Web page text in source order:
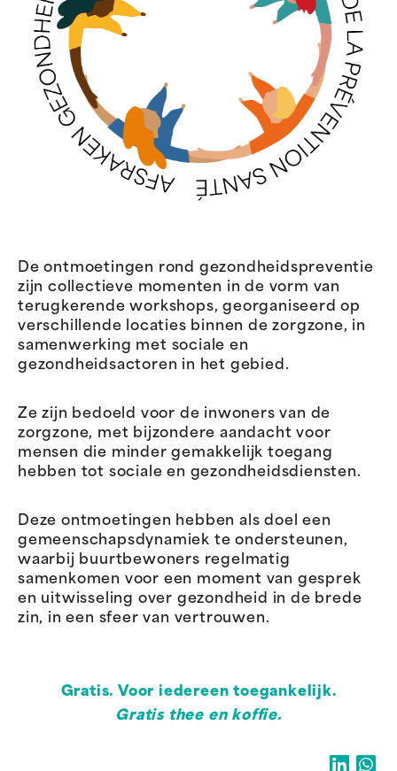
De ontmoetingen rond gezondheidspreventie
zijn collectieve momenten in de vorm van
terugkerende workshops, georganiseerd op
verschillende locaties binnen de zorgzone, in
samenwerking met sociale en
gezondheidsactoren in het gebied.
Ze zijn bedoeld voor de inwoners van de
zorgzone, met bijzondere aandacht voor
mensen die minder gemakkelijk toegang
hebben tot sociale en gezondheidsdiensten.
Deze ontmoetingen hebben als doel een
gemeenschapsdynamiek te ondersteunen,
waarbij buurtbewoners regelmatig
samenkomen voor een moment van gesprek
en uitwisseling over gezondheid in de brede
zin, in een sfeer van vertrouwen.
Gratis. Voor iedereen toegankelijk.
Gratis thee en koffie.